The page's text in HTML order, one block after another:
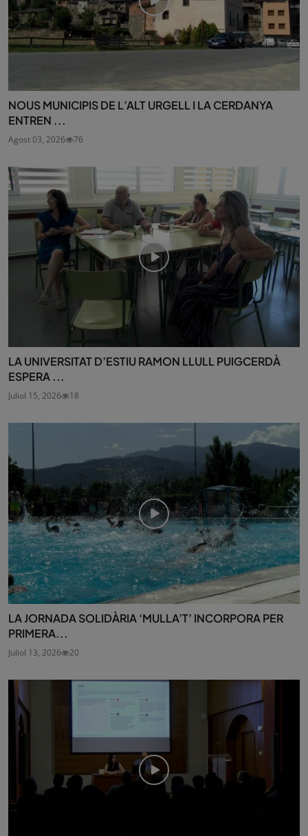
NOUS MUNICIPIS DE L’ALT URGELL I LA CERDANYA
ENTREN ...
Agost 03, 2026 76
LA UNIVERSITAT D’ESTIU RAMON LLULL PUIGCERDÀ
ESPERA ...
Juliol 15, 2026 18
LA JORNADA SOLIDÀRIA ‘MULLA’T’ INCORPORA PER
PRIMERA...
Juliol 13, 2026 20